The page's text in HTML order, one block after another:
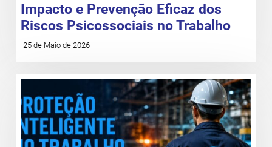
Impacto e Prevenção Eficaz dos
Riscos Psicossociais no Trabalho
25 de Maio de 2026